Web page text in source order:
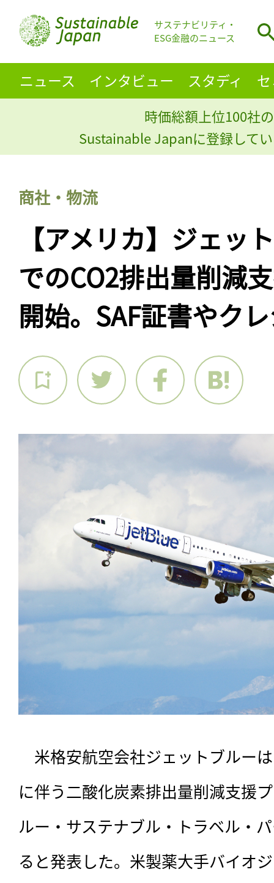
サステナビリティ・
ESG金融のニュース
ニュース インタビュー スタディ
時価総額上位100社
Sustainable Japanに登録して
商社・物流
【アメリカ】ジェッ
でのCO2排出量削減
開始。SAF証書やク
米格安航空会社ジェットブルー
に伴う二酸化炭素排出量削減支援
ルー・サステナブル・トラベル・
ると発表した。米製薬大手バイオ